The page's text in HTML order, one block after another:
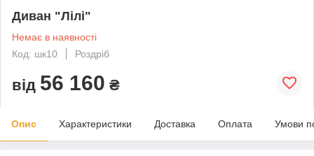
Диван "Лілі"
Немає в наявності
Код: шк10
Роздріб
від 56 160 ₴
Опис Характеристики Доставка Оплата Умови